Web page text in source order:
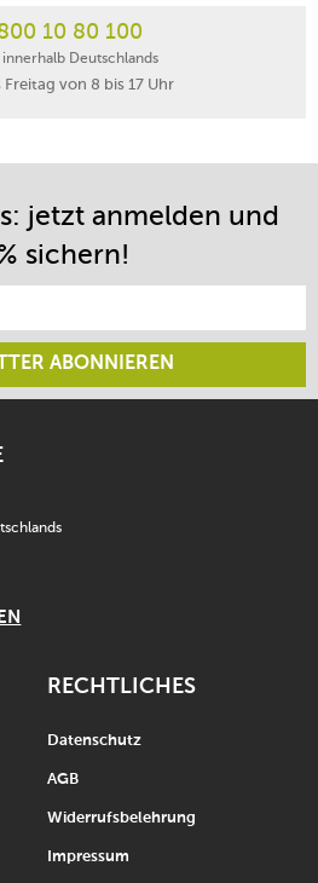
10 80 100
innerhalb Deutschlands
von 8 bis 17 Uhr
jetzt anmelden und
sichern!
ABONNIEREN
RECHTLICHES
Datenschutz
AGB
Widerrufsbelehrung
Impressum